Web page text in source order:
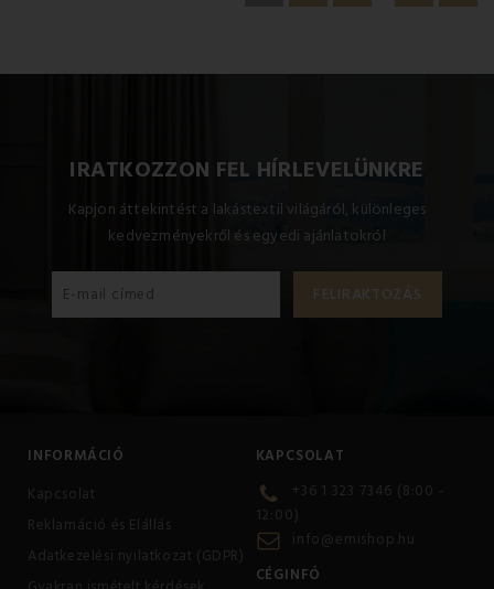
IRATKOZZON FEL HÍRLEVELÜNKRE
Kapjon áttekintést a lakástextil világáról, különleges
kedvezményekről és egyedi ajánlatokról
INFORMÁCIÓ
Kapcsolat
Reklamáció és Elállás
Adatkezelési nyilatkozat (GDPR)
KAPCSOLAT
+36 1 323 7346 (8:00 -
12:00)
info@emishop.hu
CÉGINFÓ